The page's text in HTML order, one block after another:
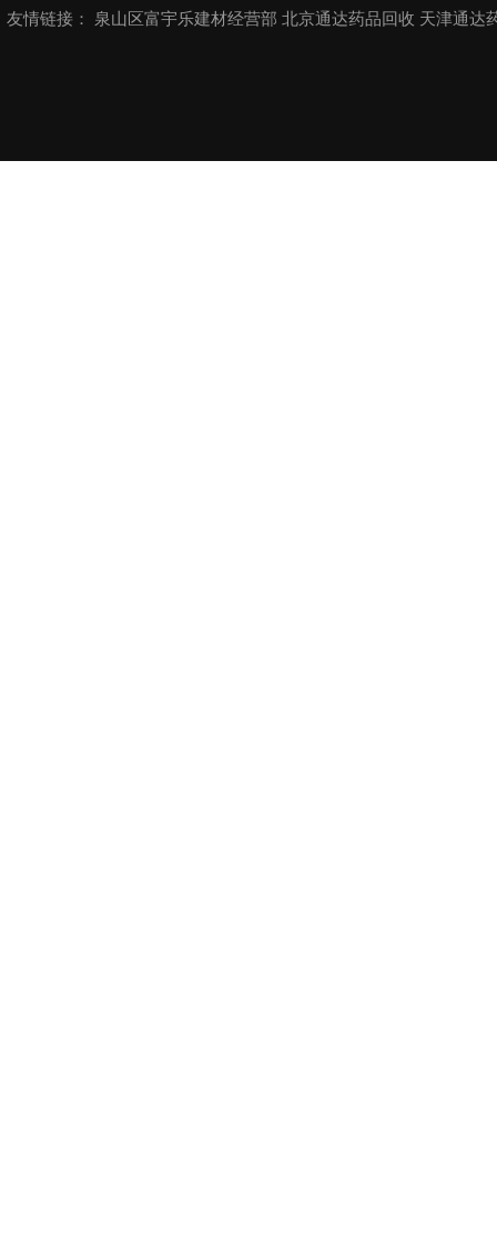
友情链接： 泉山区富宇乐建材经营部 北京通达药品回收 天津通达